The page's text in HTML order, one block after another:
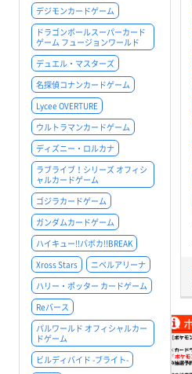
デジモンカードゲーム
ドラゴンボールスーパーカード
ゲーム フュージョンワールド
デュエル・マスターズ
名探偵コナンカードゲーム
Lycee OVERTURE
ウルトラマンカードゲーム
ディズニー・ロルカナ
ラブライブ！シリーズ オフィシ
ャルカードゲーム
ゴジラカードゲーム
ガンダムカードゲーム
ハイキュー!!バボカ!!BREAK
Xross Stars
ニベルアリーナ
ハリー・ポッター カードゲーム
Reバース
パルワールド オフィシャルカー
ドゲーム
ビルディバイド -ブライト-